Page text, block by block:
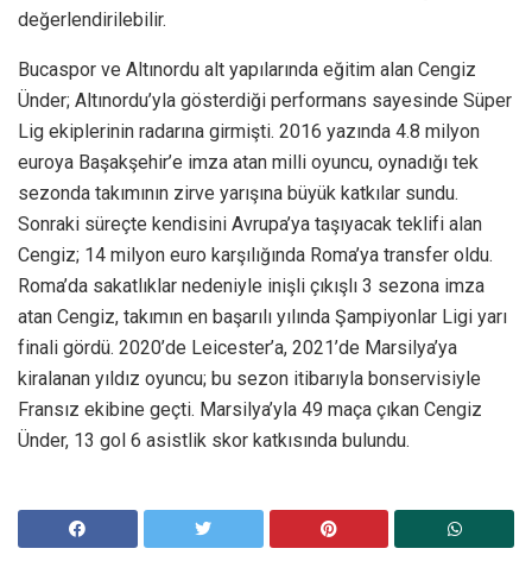
değerlendirilebilir.
Bucaspor ve Altınordu alt yapılarında eğitim alan Cengiz
Ünder; Altınordu’yla gösterdiği performans sayesinde Süper
Lig ekiplerinin radarına girmişti. 2016 yazında 4.8 milyon
euroya Başakşehir’e imza atan milli oyuncu, oynadığı tek
sezonda takımının zirve yarışına büyük katkılar sundu.
Sonraki süreçte kendisini Avrupa’ya taşıyacak teklifi alan
Cengiz; 14 milyon euro karşılığında Roma’ya transfer oldu.
Roma’da sakatlıklar nedeniyle inişli çıkışlı 3 sezona imza
atan Cengiz, takımın en başarılı yılında Şampiyonlar Ligi yarı
finali gördü. 2020’de Leicester’a, 2021’de Marsilya’ya
kiralanan yıldız oyuncu; bu sezon itibarıyla bonservisiyle
Fransız ekibine geçti. Marsilya’yla 49 maça çıkan Cengiz
Ünder, 13 gol 6 asistlik skor katkısında bulundu.